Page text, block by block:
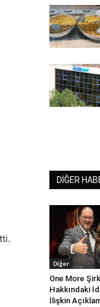
DİĞER
Diğer
One More
Hakkındaki
İlişkin